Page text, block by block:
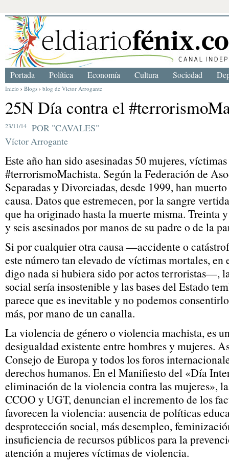
Inicio › Blogs › blog de Victor Arrogante
25N Día contra el
23/11/14
POR "CAVALES"
Víctor Arrogante
Este año han sido asesinadas 50 mujeres,
#terrorismoMachista. Según la Federación de
Separadas y Divorciadas, desde 1999, han
causa. Datos que estremecen, por la sangre
que ha originado hasta la muerte misma. Treinta
y seis asesinados por manos de su padre o de la
Si por cualquier otra causa —accidente o
este número tan elevado de víctimas mortales,
digo nada si hubiera sido por actos terroristas—,
social sería insostenible y las bases del Estado
parece que es inevitable y no podemos
más, por mano de un canalla.
La violencia de género o violencia machista, es
desigualdad existente entre hombres y mujeres.
Consejo de Europa y todos los foros
derechos humanos. En el Manifiesto del «Día
eliminación de la violencia contra las mujeres»,
CCOO y UGT, denuncian el incremento de los
favorecen la violencia: ausencia de políticas
desprotección social, más desempleo,
insuficiencia de recursos públicos para la
atención a mujeres víctimas de violencia.
Portada Política Economía Cultura Sociedad